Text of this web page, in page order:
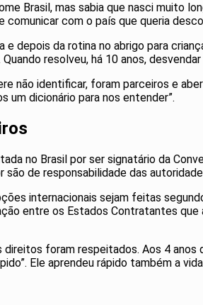
Brasil, mas sabia que nasci muito
com o país que queria
e depois da rotina no abrigo para
resolveu, há 10 anos,
não identificar, foram parceiros e
um dicionário para nos entender”.
no Brasil por ser signatário da
são de responsabilidade das
internacionais sejam feitas
entre os Estados Contratantes
direitos foram respeitados. Aos 4
Ele aprendeu rápido também a